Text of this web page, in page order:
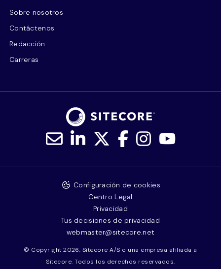
Sobre nosotros
Contáctenos
Redacción
Carreras
© Copyright 2026, Sitecore A/S o una empresa afiliada a
Sitecore. Todos los derechos reservados.
Configuración de cookies
Centro Legal
Privacidad
Tus decisiones de privacidad
webmaster@sitecore.net